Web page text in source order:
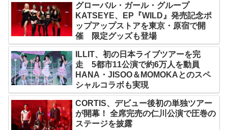
グローバル・ガール・グループ
KATSEYE、EP『WILD』発売記念ポ
ップアップストアを東京・原宿で開
催 限定グッズも登場
ILLIT、初の日本ライブツアーを完
走 5都市11公演で約6万人を動員
HANA・JISOO＆MOMOKAとのスペ
シャルコラボも実現
CORTIS、デビュー後初の単独ツアー
が開幕！ 全席完売の仁川公演で圧巻の
ステージを披露